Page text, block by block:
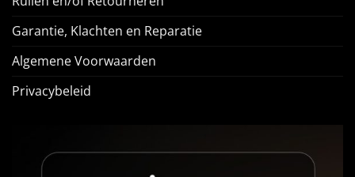
Garantie, Klachten en Reparatie
Algemene Voorwaarden
Privacybeleid